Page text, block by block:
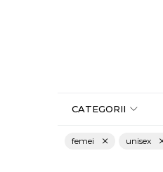
CATEGORII
femei unisex